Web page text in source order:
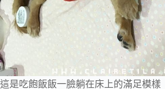
這是吃飽飯飯一臉躺在床上的滿足模樣